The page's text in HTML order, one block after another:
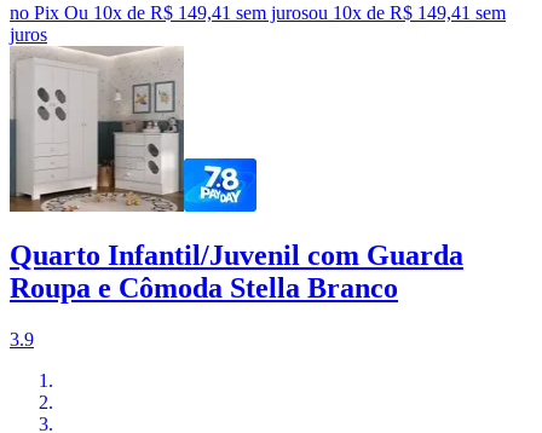
no Pix Ou 10x de R$ 149,41 sem jurosou 10x de R$ 149,41 sem
juros
Quarto Infantil/Juvenil com Guarda
Roupa e Cômoda Stella Branco
3.9